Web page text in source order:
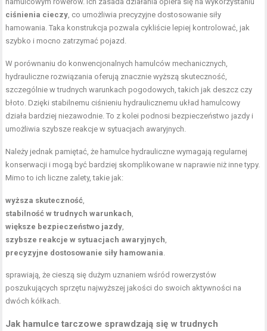
ciśnienia cieczy, co umożliwia precyzyjne dostosowanie siły
hamowania. Taka konstrukcja pozwala cykliście lepiej kontrolować, jak
szybko i mocno zatrzymać pojazd.
W porównaniu do konwencjonalnych hamulców mechanicznych,
hydrauliczne rozwiązania oferują znacznie wyższą skuteczność,
szczególnie w trudnych warunkach pogodowych, takich jak deszcz czy
błoto. Dzięki stabilnemu ciśnieniu hydraulicznemu układ hamulcowy
działa bardziej niezawodnie. To z kolei podnosi bezpieczeństwo jazdy i
umożliwia szybsze reakcje w sytuacjach awaryjnych.
Należy jednak pamiętać, że hamulce hydrauliczne wymagają regularnej
konserwacji i mogą być bardziej skomplikowane w naprawie niż inne typy.
Mimo to ich liczne zalety, takie jak:
wyższa skuteczność,
stabilność w trudnych warunkach,
większe bezpieczeństwo jazdy,
szybsze reakcje w sytuacjach awaryjnych,
precyzyjne dostosowanie siły hamowania.
sprawiają, że cieszą się dużym uznaniem wśród rowerzystów
poszukujących sprzętu najwyższej jakości do swoich aktywności na
dwóch kółkach.
Jak hamulce tarczowe sprawdzają się w trudnych